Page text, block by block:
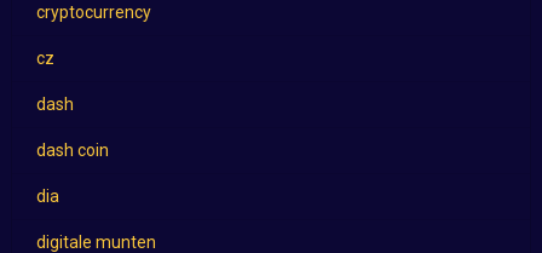
cryptocurrency
cz
dash
dash coin
dia
digitale munten